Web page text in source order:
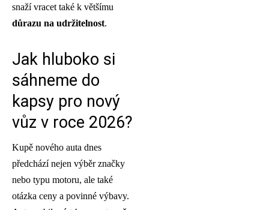
snaží vracet také k většímu
důrazu na udržitelnost.
Jak hluboko si
sáhneme do
kapsy pro nový
vůz v roce 2026?
Kupě nového auta dnes
předchází nejen výběr značky
nebo typu motoru, ale také
otázka ceny a povinné výbavy.